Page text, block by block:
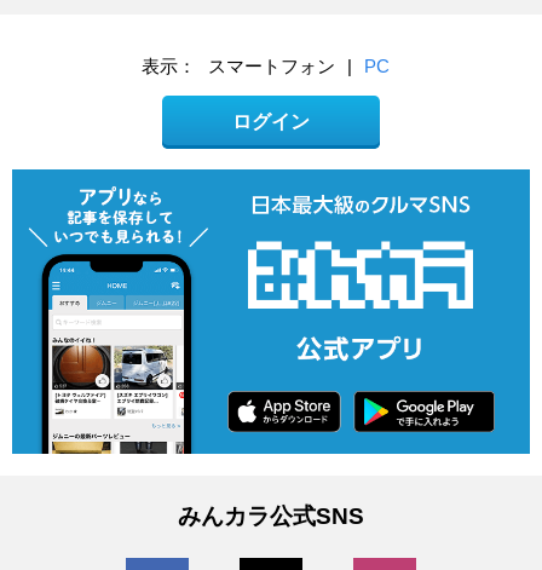
表示： スマートフォン | PC
ログイン
みんカラ公式SNS